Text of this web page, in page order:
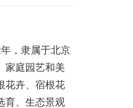
，隶属于北京
家庭园艺和美
花卉、宿根花
育、生态景观